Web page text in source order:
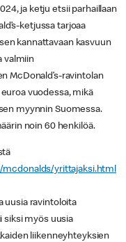
ja ketju etsii parhaillaan
ketjussa tarjoaa
kannattavaan kasvuun
valmiin
McDonald’s-ravintolan
vuodessa, mikä
myynnin Suomessa.
noin 60 henkilöä.
yrittajaksi.html
uusia ravintoloita
siksi myös uusia
liikenneyhteyksien